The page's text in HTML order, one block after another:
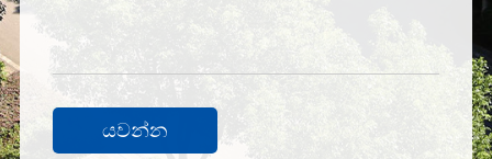
යවන්න